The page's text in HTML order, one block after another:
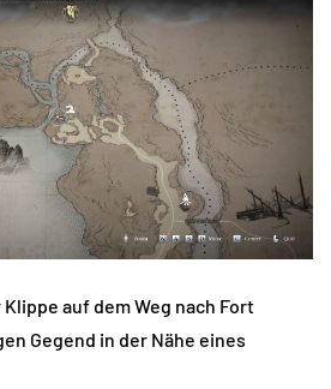
auf dem Weg nach Fort
Gegend in der Nähe eines